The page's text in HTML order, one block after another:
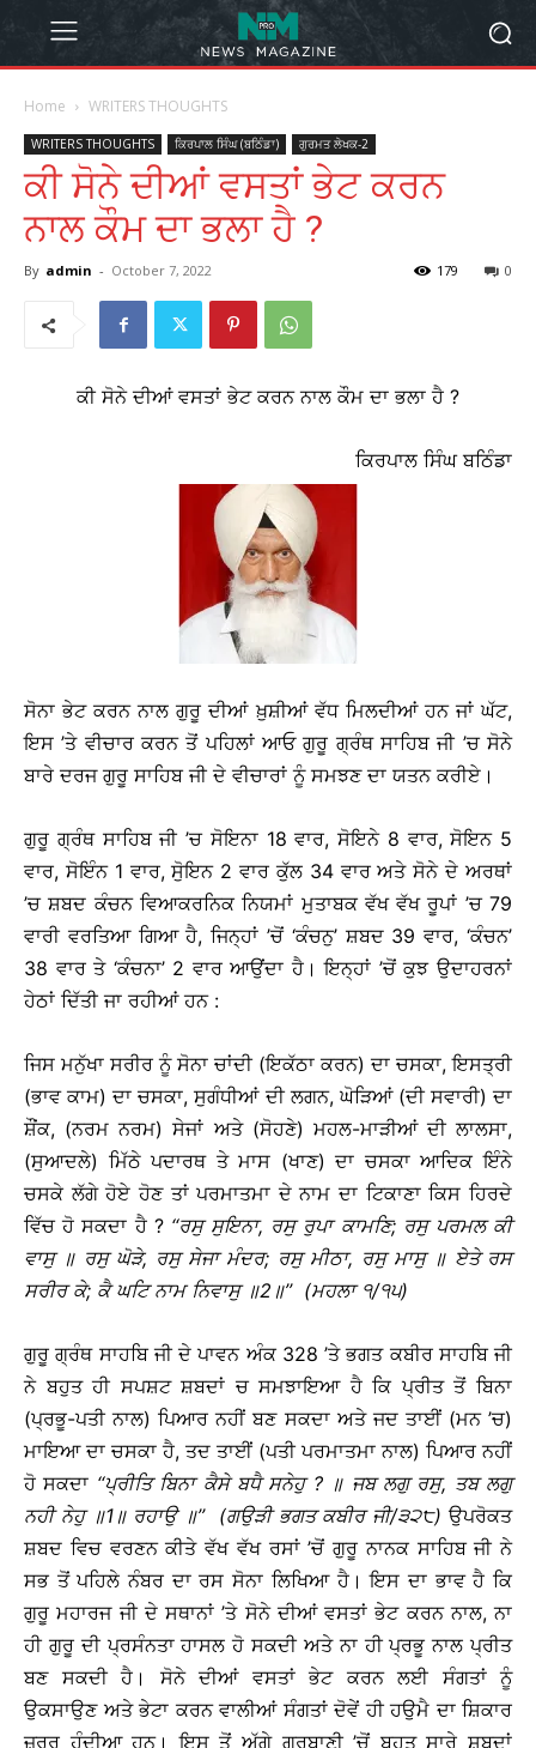
Home WRITERS THOUGHTS
WRITERS THOUGHTS ਕਿਰਪਾਲ ਸਿੰਘ (ਬਠਿੰਡਾ) ਗੁਰਮਤ ਲੇਖਕ-2
ਕੀ ਸੋਨੇ ਦੀਆਂ ਵਸਤਾਂ ਭੇਟ ਕਰਨ
ਨਾਲ ਕੌਮ ਦਾ ਭਲਾ ਹੈ ?
By admin - October 7, 2022 0
179
ਕੀ ਸੋਨੇ ਦੀਆਂ ਵਸਤਾਂ ਭੇਟ ਕਰਨ ਨਾਲ ਕੌਮ ਦਾ ਭਲਾ ਹੈ ?
ਕਿਰਪਾਲ ਸਿੰਘ ਬਠਿੰਡਾ
ਸੋਨਾ ਭੇਟ ਕਰਨ ਨਾਲ ਗੁਰੂ ਦੀਆਂ ਖ਼ੁਸ਼ੀਆਂ ਵੱਧ ਮਿਲਦੀਆਂ ਹਨ ਜਾਂ ਘੱਟ,
ਇਸ ’ਤੇ ਵੀਚਾਰ ਕਰਨ ਤੋਂ ਪਹਿਲਾਂ ਆਓ ਗੁਰੂ ਗ੍ਰੰਥ ਸਾਹਿਬ ਜੀ ’ਚ ਸੋਨੇ
ਬਾਰੇ ਦਰਜ ਗੁਰੂ ਸਾਹਿਬ ਜੀ ਦੇ ਵੀਚਾਰਾਂ ਨੂੰ ਸਮਝਣ ਦਾ ਯਤਨ ਕਰੀਏ।
ਗੁਰੂ ਗ੍ਰੰਥ ਸਾਹਿਬ ਜੀ ’ਚ ਸੋਇਨਾ 18 ਵਾਰ, ਸੋਇਨੇ 8 ਵਾਰ, ਸੋਇਨ 5
ਵਾਰ, ਸੋਇੰਨ 1 ਵਾਰ, ਸੋੁਇਨ 2 ਵਾਰ ਕੁੱਲ 34 ਵਾਰ ਅਤੇ ਸੋਨੇ ਦੇ ਅਰਥਾਂ
’ਚ ਸ਼ਬਦ ਕੰਚਨ ਵਿਆਕਰਨਿਕ ਨਿਯਮਾਂ ਮੁਤਾਬਕ ਵੱਖ ਵੱਖ ਰੂਪਾਂ ’ਚ 79
ਵਾਰੀ ਵਰਤਿਆ ਗਿਆ ਹੈ, ਜਿਨ੍ਹਾਂ ’ਚੋਂ ‘ਕੰਚਨੁ’ ਸ਼ਬਦ 39 ਵਾਰ, ‘ਕੰਚਨ’
38 ਵਾਰ ਤੇ ‘ਕੰਚਨਾ’ 2 ਵਾਰ ਆਉਂਦਾ ਹੈ। ਇਨ੍ਹਾਂ ’ਚੋਂ ਕੁਝ ਉਦਾਹਰਨਾਂ
ਹੇਠਾਂ ਦਿੱਤੀ ਜਾ ਰਹੀਆਂ ਹਨ :
ਜਿਸ ਮਨੁੱਖਾ ਸਰੀਰ ਨੂੰ ਸੋਨਾ ਚਾਂਦੀ (ਇਕੱਠਾ ਕਰਨ) ਦਾ ਚਸਕਾ, ਇਸਤ੍ਰੀ
(ਭਾਵ ਕਾਮ) ਦਾ ਚਸਕਾ, ਸੁਗੰਧੀਆਂ ਦੀ ਲਗਨ, ਘੋੜਿਆਂ (ਦੀ ਸਵਾਰੀ) ਦਾ
ਸ਼ੌਂਕ, (ਨਰਮ ਨਰਮ) ਸੇਜਾਂ ਅਤੇ (ਸੋਹਣੇ) ਮਹਲ-ਮਾੜੀਆਂ ਦੀ ਲਾਲਸਾ,
(ਸੁਆਦਲੇ) ਮਿੱਠੇ ਪਦਾਰਥ ਤੇ ਮਾਸ (ਖਾਣ) ਦਾ ਚਸਕਾ ਆਦਿਕ ਇੰਨੇ
ਚਸਕੇ ਲੱਗੇ ਹੋਏ ਹੋਣ ਤਾਂ ਪਰਮਾਤਮਾ ਦੇ ਨਾਮ ਦਾ ਟਿਕਾਣਾ ਕਿਸ ਹਿਰਦੇ
ਵਿੱਚ ਹੋ ਸਕਦਾ ਹੈ ? ‘‘ਰਸੁ ਸੁਇਨਾ, ਰਸੁ ਰੁਪਾ ਕਾਮਣਿ; ਰਸੁ ਪਰਮਲ ਕੀ
ਵਾਸੁ ॥ ਰਸੁ ਘੋੜੇ, ਰਸੁ ਸੇਜਾ ਮੰਦਰ; ਰਸੁ ਮੀਠਾ, ਰਸੁ ਮਾਸੁ ॥ ਏਤੇ ਰਸ
ਸਰੀਰ ਕੇ; ਕੈ ਘਟਿ ਨਾਮ ਨਿਵਾਸੁ ॥2 ॥’’ (ਮਹਲਾ ੧/੧੫)
ਗੁਰੂ ਗ੍ਰੰਥ ਸਾਹਬਿ ਜੀ ਦੇ ਪਾਵਨ ਅੰਕ 328 ’ਤੇ ਭਗਤ ਕਬੀਰ ਸਾਹਬਿ ਜੀ
ਨੇ ਬਹੁਤ ਹੀ ਸਪਸ਼ਟ ਸ਼ਬਦਾਂ ਚ ਸਮਝਾਇਆ ਹੈ ਕਿ ਪ੍ਰੀਤ ਤੋਂ ਬਿਨਾ
(ਪ੍ਰਭੂ-ਪਤੀ ਨਾਲ) ਪਿਆਰ ਨਹੀਂ ਬਣ ਸਕਦਾ ਅਤੇ ਜਦ ਤਾਈਂ (ਮਨ ’ਚ)
ਮਾਇਆ ਦਾ ਚਸਕਾ ਹੈ, ਤਦ ਤਾਈਂ (ਪਤੀ ਪਰਮਾਤਮਾ ਨਾਲ) ਪਿਆਰ ਨਹੀਂ
ਹੋ ਸਕਦਾ ‘‘ਪ੍ਰੀਤਿ ਬਿਨਾ ਕੈਸੇ ਬਧੈ ਸਨੇਹੁ? ॥ ਜਬ ਲਗੁ ਰਸੁ, ਤਬ ਲਗੁ
ਨਹੀ ਨੇਹੁ ॥1॥ ਰਹਾਉ ॥’’ (ਗਉੜੀ ਭਗਤ ਕਬੀਰ ਜੀ/੩੨੮)ਉਪਰੋਕਤ
ਸ਼ਬਦ ਵਿਚ ਵਰਣਨ ਕੀਤੇ ਵੱਖ ਵੱਖ ਰਸਾਂ ’ਚੋਂ ਗੁਰੂ ਨਾਨਕ ਸਾਹਿਬ ਜੀ ਨੇ
ਸਭ ਤੋਂ ਪਹਿਲੇ ਨੰਬਰ ਦਾ ਰਸ ਸੋਨਾ ਲਿਖਿਆ ਹੈ। ਇਸ ਦਾ ਭਾਵ ਹੈ ਕਿ
ਗੁਰੂ ਮਹਾਰਜ ਜੀ ਦੇ ਸਥਾਨਾਂ ’ਤੇ ਸੋਨੇ ਦੀਆਂ ਵਸਤਾਂ ਭੇਟ ਕਰਨ ਨਾਲ, ਨਾ
ਹੀ ਗੁਰੂ ਦੀ ਪ੍ਰਸੰਨਤਾ ਹਾਸਲ ਹੋ ਸਕਦੀ ਅਤੇ ਨਾ ਹੀ ਪ੍ਰਭੂ ਨਾਲ ਪ੍ਰੀਤ
ਬਣ ਸਕਦੀ ਹੈ। ਸੋਨੇ ਦੀਆਂ ਵਸਤਾਂ ਭੇਟ ਕਰਨ ਲਈ ਸੰਗਤਾਂ ਨੂੰ
ਉਕਸਾਉਣ ਅਤੇ ਭੇਟਾ ਕਰਨ ਵਾਲੀਆਂ ਸੰਗਤਾਂ ਦੋਵੇਂ ਹੀ ਹਉਮੈ ਦਾ ਸ਼ਿਕਾਰ
ਜ਼ਰੂਰ ਹੁੰਦੀਆ ਹਨ। ਇਸ ਤੋਂ ਅੱਗੇ ਗੁਰਬਾਣੀ ’ਚੋਂ ਬਹੁਤ ਸਾਰੇ ਸ਼ਬਦਾਂ